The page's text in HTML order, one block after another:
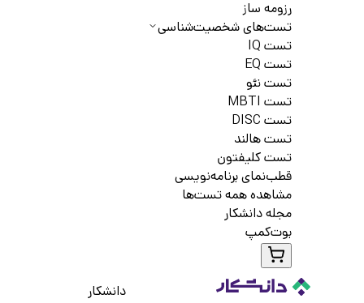
رزومه ساز
تست‌های شخصیت‌شناسی
تست IQ
تست EQ
تست نئو
تست MBTI
تست DISC
تست هالند
تست کلیفتون
قطب‌نمای برنامه‌نویسی
مشاهده همه تست‌ها
مجله دانشکار
بوت‌کمپ
دانشکار